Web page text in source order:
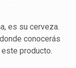
es su cerveza.
conocerás
producto.